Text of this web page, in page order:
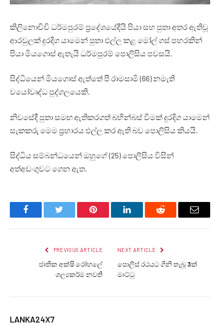
කිලිනොචිචි ධර්මපුරම් ප්‍රදේශයේදීයි පියා සහ පුතා අතර ඇතිවූ
ආරවුලක් දුරදිග යාමෙන් පුතා එල්ල කළ මෝල් ගස් පහරකින්
පියා මියගොස් ඇතැයි ධර්මපුරම් පොලිසිය පවසයි.
සිද්ධියෙන් මියගොස් ඇත්තේ පී රාමසාමි (66) නමැති
වයෝවෘද්ධ පුද්ගලයෙකි.
නිවසේදී පුතා සමඟ ඇතිකරගත් බහින්බස් වීමක් දුරදිග යාමෙන්
සැකකරු මෙම ප්‍රහාරය එල්ල කර ඇති බව පොලිසිය කියයි.
සිද්ධිය සම්බන්ධයෙන් ඔහුගේ (25) පොලිසිය විසින්
අත්අඩංගුවට ගෙන ඇත.
FacebookTwitter Pinterest LinkedInReddit Email
PREVIOUS ARTICLE
ජාතික අක්ෂි රෝහලේ
ශල්‍යකර්ම නවතී
NEXT ARTICLE
පොලිස් රථයට ගිනි තැබූ 3ක්
මාට්ටු
LANKA24X7